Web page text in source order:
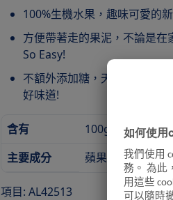
100%生機水果，趣味可愛的
方便帶著走的果泥，不論是
So Easy!
不額外添加糖，天然生機水
好味道!
含有
100g
主要成分
蘋果, 藍莓, 西洋
項目: AL42513